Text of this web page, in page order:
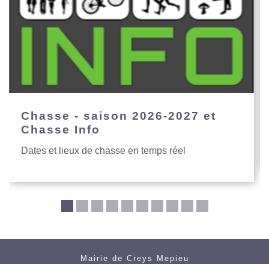
Chasse - saison 2026-2027 et
Chasse Info
Dates et lieux de chasse en temps réel
Mairie de Creys Mepieu